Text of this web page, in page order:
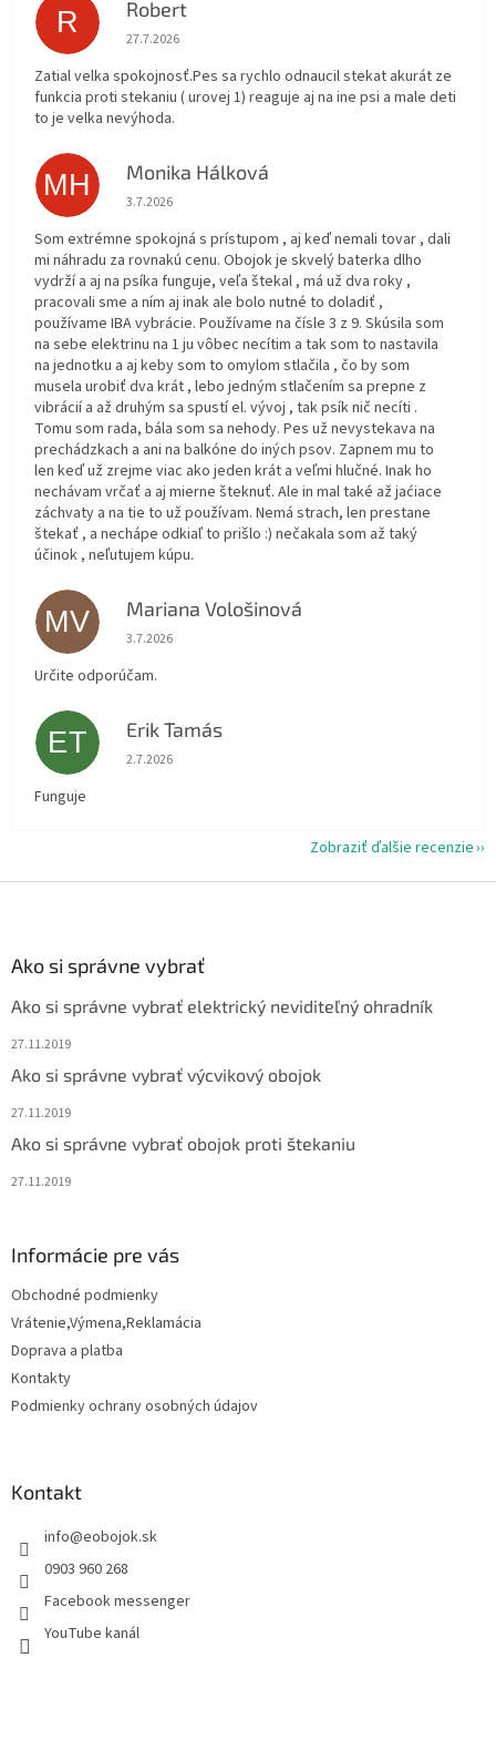
R Robert
Hodnotenie obchodu je 5 z 5 hviezdičiek.
27.7.2026
Zatial velka spokojnosť.Pes sa rychlo odnaucil stekat akurát ze
funkcia proti stekaniu ( urovej 1) reaguje aj na ine psi a male deti
to je velka nevýhoda.
MH Monika Hálková
Hodnotenie obchodu je 5 z 5 hviezdičiek.
3.7.2026
Som extrémne spokojná s prístupom , aj keď nemali tovar , dali
mi náhradu za rovnakú cenu. Obojok je skvelý baterka dlho
vydrží a aj na psíka funguje, veľa štekal , má už dva roky ,
pracovali sme a ním aj inak ale bolo nutné to doladiť ,
používame IBA vybrácie. Používame na čísle 3 z 9. Skúsila som
na sebe elektrinu na 1 ju vôbec necítim a tak som to nastavila
na jednotku a aj keby som to omylom stlačila , čo by som
musela urobiť dva krát , lebo jedným stlačením sa prepne z
vibrácií a až druhým sa spustí el. vývoj , tak psík nič necíti .
Tomu som rada, bála som sa nehody. Pes už nevystekava na
prechádzkach a ani na balkóne do iných psov. Zapnem mu to
len keď už zrejme viac ako jeden krát a veľmi hlučné. Inak ho
nechávam vrčať a aj mierne šteknuť. Ale in mal také až jaćiace
záchvaty a na tie to už používam. Nemá strach, len prestane
štekať , a nechápe odkiaľ to prišlo :) nečakala som až taký
účinok , neľutujem kúpu.
MV Mariana Vološinová
Hodnotenie obchodu je 5 z 5 hviezdičiek.
3.7.2026
Určite odporúčam.
ET Erik Tamás
Hodnotenie obchodu je 5 z 5 hviezdičiek.
2.7.2026
Funguje
Zobraziť ďalšie recenzie
Ako si správne vybrať
Ako si správne vybrať elektrický neviditeľný ohradník
27.11.2019
Ako si správne vybrať výcvikový obojok
27.11.2019
Ako si správne vybrať obojok proti štekaniu
27.11.2019
Informácie pre vás
Obchodné podmienky
Vrátenie,Výmena,Reklamácia
Doprava a platba
Kontakty
Podmienky ochrany osobných údajov
Kontakt
info@eobojok.sk
0903 960 268
Facebook messenger
YouTube kanál